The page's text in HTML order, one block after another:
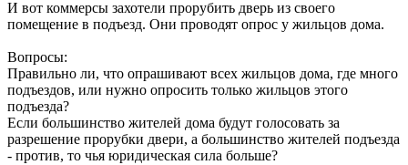
И вот коммерсы захотели прорубить дверь из своего
помещение в подъезд. Они проводят опрос у жильцов дома.
Вопросы:
Правильно ли, что опрашивают всех жильцов дома, где много
подъездов, или нужно опросить только жильцов этого
подъезда?
Если большинство жителей дома будут голосовать за
разрешение прорубки двери, а большинство жителей подъезда
- против, то чья юридическая сила больше?